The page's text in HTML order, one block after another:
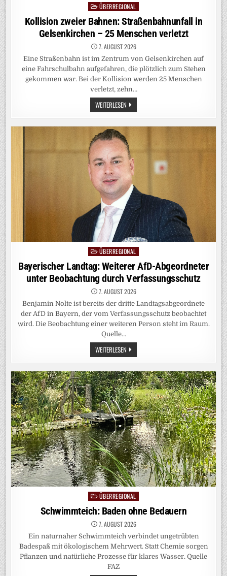
Posted
in
ÜBERREGIONAL
Kollision zweier Bahnen: Straßenbahnunfall in
Gelsenkirchen – 25 Menschen verletzt
7. AUGUST 2026
Eine Straßenbahn ist im Zentrum von Gelsenkirchen auf
eine Fahrschulbahn aufgefahren, die plötzlich zum Stehen
gekommen war. Bei der Kollision werden 25 Menschen
verletzt, zehn…
WEITERLESEN KOLLISION
ZWEIER
BAHNEN:
STRASSENBAHNUNFALL I
2
5 M
ENSCHEN V
ERLETZT
PostedÜBERREGIONAL
Bayerischer Landtag: Weiterer AfD-Abgeordneter
unter Beobachtung durch Verfassungsschutz
7. AUGUST 2026
Benjamin Nolte ist bereits der dritte Landtagsabgeordnete
der AfD in Bayern, der vom Verfassungsschutz beobachtet
wird. Die Beobachtung einer weiteren Person steht im Raum.
Quelle…
WEITERLESEN BAYERISCHER
LANDTAG:
WEITERER
AFD-
ABGEORDNETER
UNTER
BEOBACHTUNG
DURCH
VERFASSUNGSSCHUTZ
Posted
in
ÜBERREGIONAL
Schwimmteich: Baden ohne Bedauern
7. AUGUST 2026
Ein naturnaher Schwimmteich verbindet ungetrübten
Badespaß mit ökologischem Mehrwert. Statt Chemie sorgen
Pflanzen und natürliche Prozesse für klares Wasser. Quelle
FAZ